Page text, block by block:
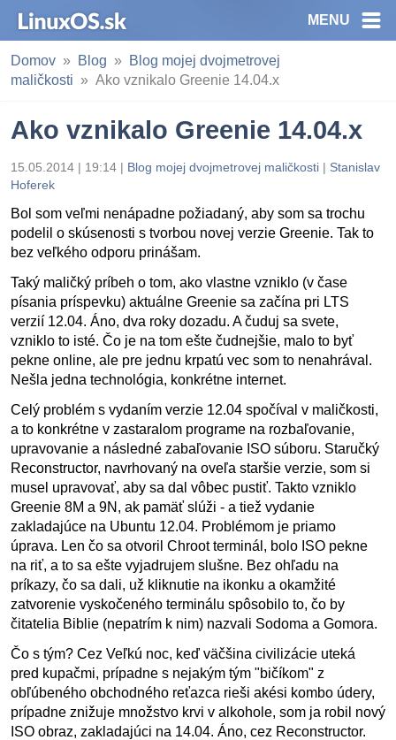
MENU
Domov Blog
Blog mojej dvojmetrovej
maličkosti
Ako vznikalo Greenie 14.04.x
Ako vznikalo Greenie 14.04.x
15.05.2014 | 19:14 | Blog mojej dvojmetrovej maličkosti | Stanislav
Hoferek
Bol som veľmi nenápadne požiadaný, aby som sa trochu
podelil o skúsenosti s tvorbou novej verzie Greenie. Tak to
bez veľkého odporu prinášam.
Taký maličký príbeh o tom, ako vlastne vzniklo (v čase
písania príspevku) aktuálne Greenie sa začína pri LTS
verzií 12.04. Áno, dva roky dozadu. A čuduj sa svete,
vzniklo to isté. Čo je na tom ešte čudnejšie, malo to byť
pekne online, ale pre jednu krpatú vec som to nenahrával.
Nešla jedna technológia, konkrétne internet.
Celý problém s vydaním verzie 12.04 spočíval v maličkosti,
a to konkrétne v zastaralom programe na rozbaľovanie,
upravovanie a následné zabaľovanie ISO súboru. Staručký
Reconstructor, navrhovaný na oveľa staršie verzie, som si
musel upravovať, aby sa dal vôbec pustiť. Takto vzniklo
Greenie 8M a 9N, ak pamäť slúži - a tiež vydanie
zakladajúce na Ubuntu 12.04. Problémom je priamo
úprava. Len čo sa otvoril Chroot terminál, bolo ISO pekne
na riť, a to sa ešte vyjadrujem slušne. Bez ohľadu na
príkazy, čo sa dali, už kliknutie na ikonku a okamžité
zatvorenie vyskočeného terminálu spôsobilo to, čo by
čitatelia Biblie (nepatrím k nim) nazvali Sodoma a Gomora.
Čo s tým? Cez Veľkú noc, keď väčšina civilizácie uteká
pred kupačmi, prípadne s nejakým tým "bičíkom" z
obľúbeného obchodného reťazca rieši akési kombo údery,
prípadne znižuje množstvo krvi v alkohole, som ja robil nový
ISO obraz, zakladajúci na 14.04. Áno, cez Reconstructor.